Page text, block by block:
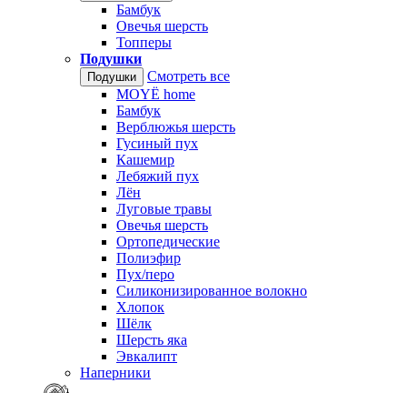
Бамбук
Овечья шерсть
Топперы
Подушки
Подушки
Смотреть все
MOYЁ home
Бамбук
Верблюжья шерсть
Гусиный пух
Кашемир
Лебяжий пух
Лён
Луговые травы
Овечья шерсть
Ортопедические
Полиэфир
Пух/перо
Силиконизированное волокно
Хлопок
Шёлк
Шерсть яка
Эвкалипт
Наперники